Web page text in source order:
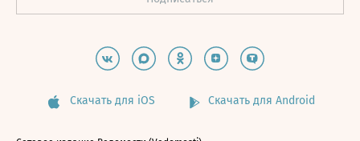
Скачать для iOS Скачать для Android